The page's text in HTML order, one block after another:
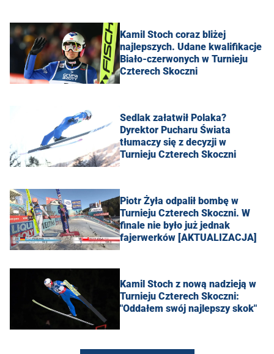
Kamil Stoch coraz bliżej
najlepszych. Udane kwalifikacje
Biało-czerwonych w Turnieju
Czterech Skoczni
Sedlak załatwił Polaka?
Dyrektor Pucharu Świata
tłumaczy się z decyzji w
Turnieju Czterech Skoczni
Piotr Żyła odpalił bombę w
Turnieju Czterech Skoczni. W
finale nie było już jednak
fajerwerków [AKTUALIZACJA]
Kamil Stoch z nową nadzieją w
Turnieju Czterech Skoczni:
"Oddałem swój najlepszy skok"